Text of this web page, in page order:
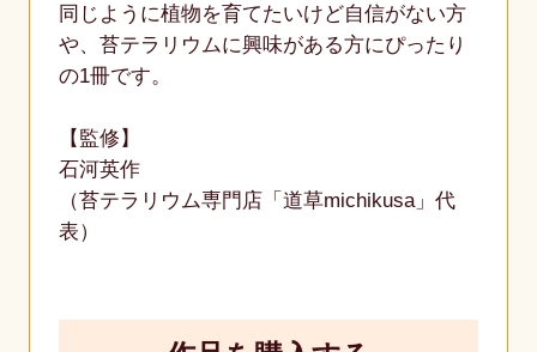
同じように植物を育てたいけど自信がない方
や、苔テラリウムに興味がある方にぴったり
の1冊です。
【監修】
石河英作
（苔テラリウム専門店「道草michikusa」代
表）